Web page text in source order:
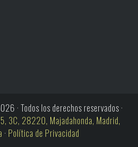
· Todos los derechos reservados ·
3C, 28220, Majadahonda, Madrid,
· Política de Privacidad